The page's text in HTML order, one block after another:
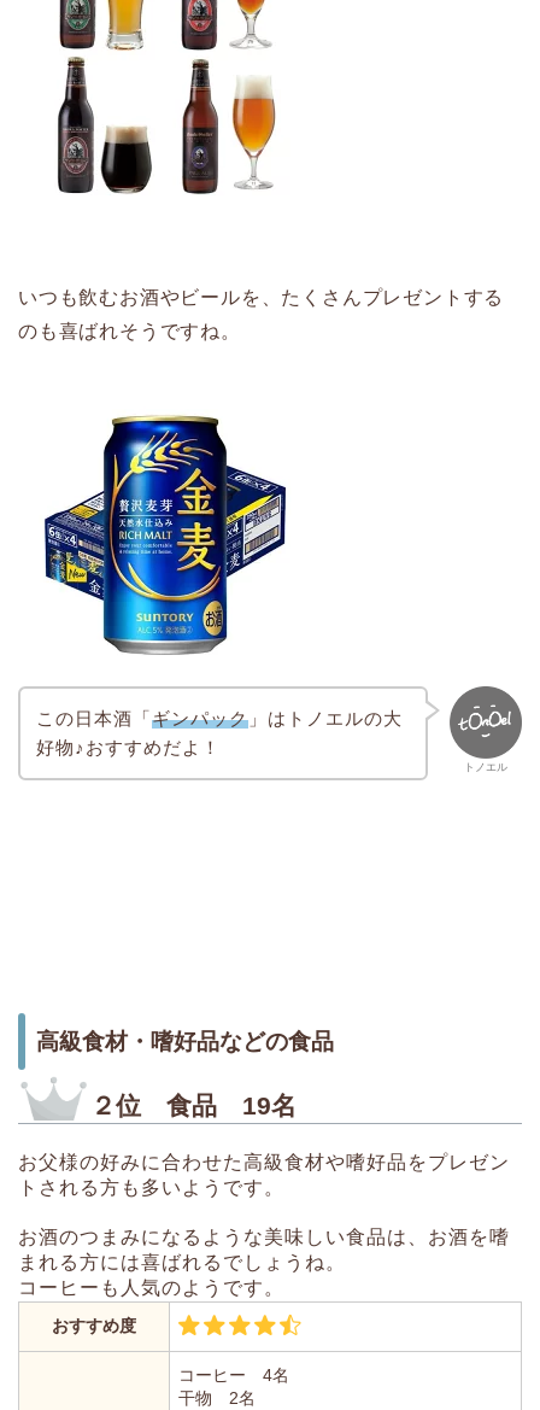
いつも飲むお酒やビールを、たくさんプレゼントする
のも喜ばれそうですね。
トノエル
この日本酒「ギンパック」はトノエルの大
好物♪おすすめだよ！
高級食材・嗜好品などの食品
２位 食品 19名
お父様の好みに合わせた高級食材や嗜好品をプレゼン
トされる方も多いようです。
お酒のつまみになるような美味しい食品は、お酒を嗜
まれる方には喜ばれるでしょうね。
コーヒーも人気のようです。
おすすめ度
コーヒー 4名
干物 2名